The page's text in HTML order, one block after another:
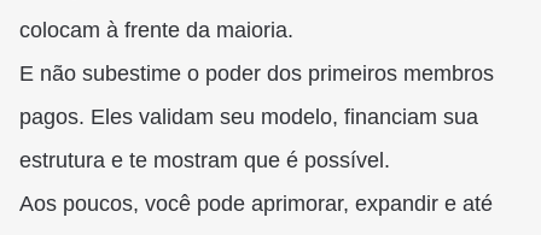
colocam à frente da maioria.
E não subestime o poder dos primeiros membros
pagos. Eles validam seu modelo, financiam sua
estrutura e te mostram que é possível.
Aos poucos, você pode aprimorar, expandir e até